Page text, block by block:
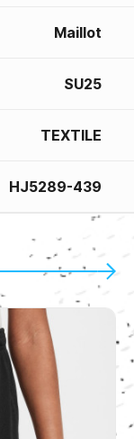
Maillot
SU25
TEXTILE
HJ5289-439